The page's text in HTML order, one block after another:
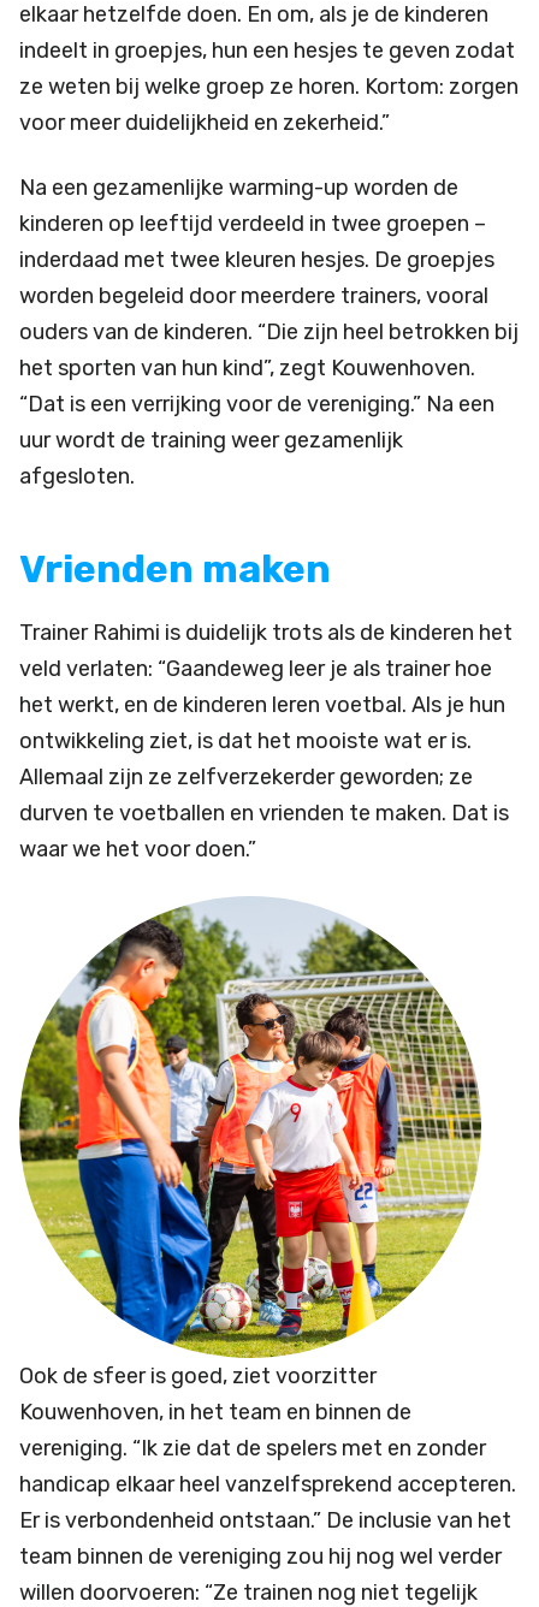
elkaar hetzelfde doen. En om, als je de kinderen
indeelt in groepjes, hun een hesjes te geven zodat
ze weten bij welke groep ze horen. Kortom: zorgen
voor meer duidelijkheid en zekerheid.”
Na een gezamenlijke warming-up worden de
kinderen op leeftijd verdeeld in twee groepen –
inderdaad met twee kleuren hesjes. De groepjes
worden begeleid door meerdere trainers, vooral
ouders van de kinderen. “Die zijn heel betrokken bij
het sporten van hun kind”, zegt Kouwenhoven.
“Dat is een verrijking voor de vereniging.” Na een
uur wordt de training weer gezamenlijk
afgesloten.
Vrienden maken
Trainer Rahimi is duidelijk trots als de kinderen het
veld verlaten: “Gaandeweg leer je als trainer hoe
het werkt, en de kinderen leren voetbal. Als je hun
ontwikkeling ziet, is dat het mooiste wat er is.
Allemaal zijn ze zelfverzekerder geworden; ze
durven te voetballen en vrienden te maken. Dat is
waar we het voor doen.”
Ook de sfeer is goed, ziet voorzitter
Kouwenhoven, in het team en binnen de
vereniging. “Ik zie dat de spelers met en zonder
handicap elkaar heel vanzelfsprekend accepteren.
Er is verbondenheid ontstaan.” De inclusie van het
team binnen de vereniging zou hij nog wel verder
willen doorvoeren: “Ze trainen nog niet tegelijk